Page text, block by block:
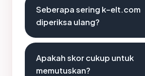
Seberapa sering k-elt.com
diperiksa ulang?
Apakah skor cukup untuk
memutuskan?